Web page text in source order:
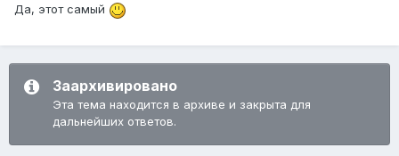
Да, этот самый
Заархивировано
Эта тема находится в архиве и закрыта для
дальнейших ответов.